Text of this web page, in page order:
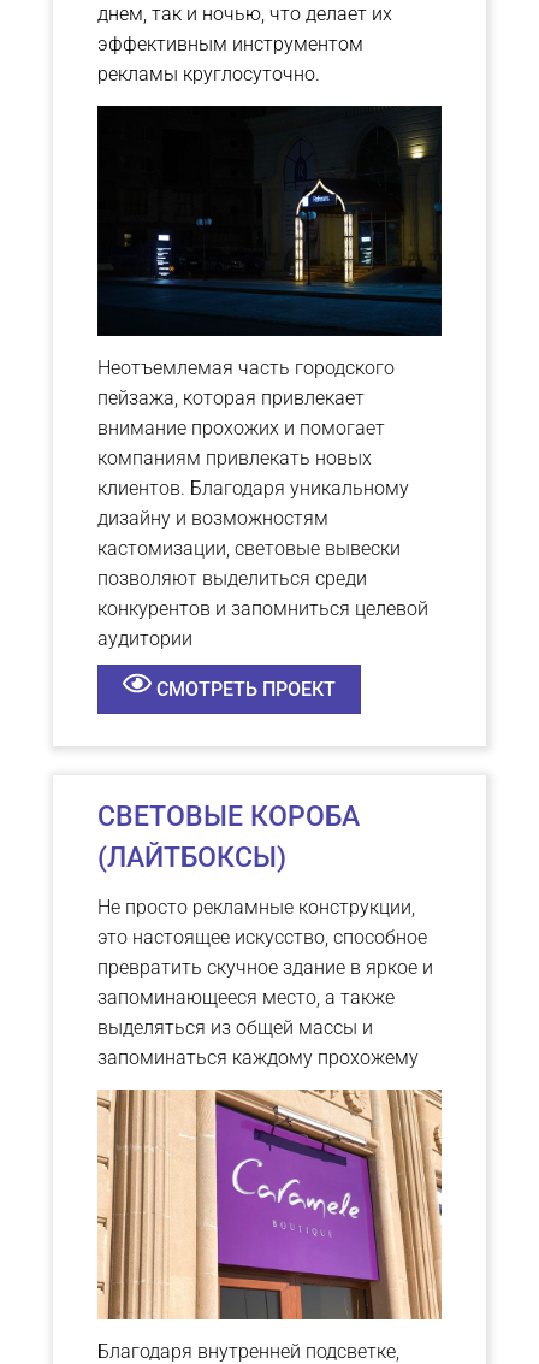
днем, так и ночью, что делает их
эффективным инструментом
рекламы круглосуточно.
Неотъемлемая часть городского
пейзажа, которая привлекает
внимание прохожих и помогает
компаниям привлекать новых
клиентов. Благодаря уникальному
дизайну и возможностям
кастомизации, световые вывески
позволяют выделиться среди
конкурентов и запомниться целевой
аудитории
СМОТРЕТЬ ПРОЕКТ
СВЕТОВЫЕ КОРОБА
(ЛАЙТБОКСЫ)
Не просто рекламные конструкции,
это настоящее искусство, способное
превратить скучное здание в яркое и
запоминающееся место, а также
выделяться из общей массы и
запоминаться каждому прохожему
Благодаря внутренней подсветке,